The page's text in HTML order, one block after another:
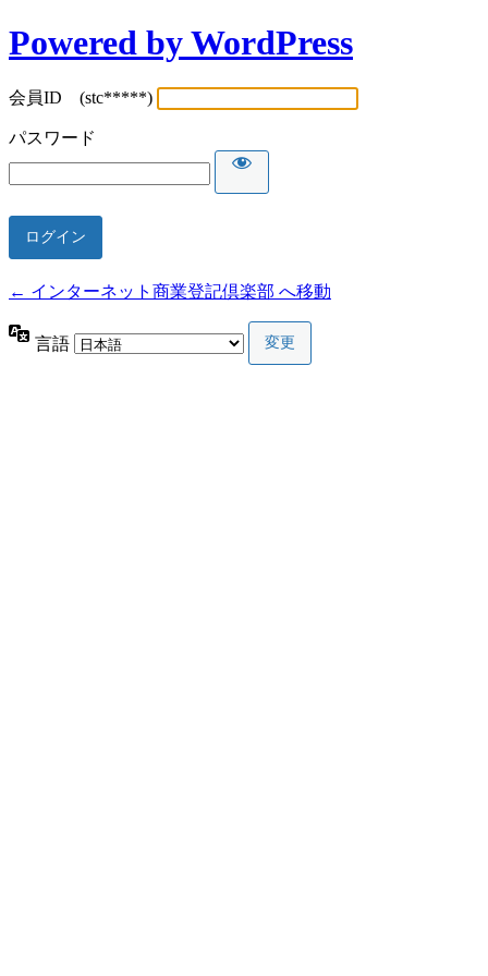
Powered by WordPress
会員ID (stc*****)
パスワード
← インターネット商業登記倶楽部 へ移動
言語